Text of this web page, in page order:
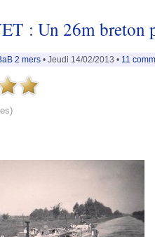
: Un 26m breton
2 mers • Jeudi 14/02/2013 • 11